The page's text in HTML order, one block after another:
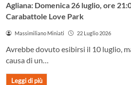
Agliana: Domenica 26 luglio, ore
Carabattole Love Park
Massimiliano Miniati 22 Luglio 2026
Avrebbe dovuto esibirsi il 10 luglio,
causa di un…
Leggi di più